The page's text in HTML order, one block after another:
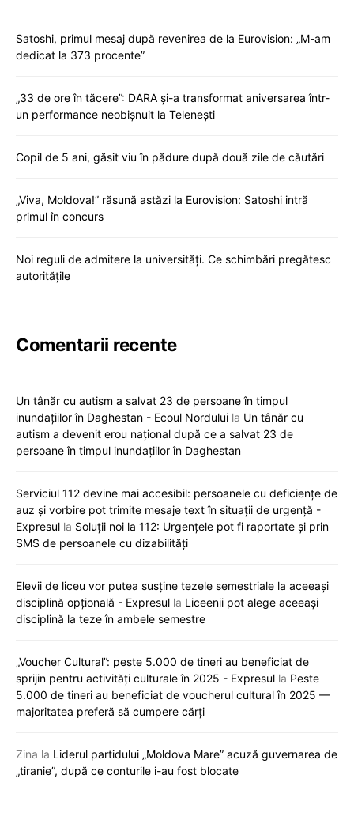
Satoshi, primul mesaj după revenirea de la Eurovision: „M-am
dedicat la 373 procente”
„33 de ore în tăcere”: DARA și-a transformat aniversarea într-
un performance neobișnuit la Telenești
Copil de 5 ani, găsit viu în pădure după două zile de căutări
„Viva, Moldova!” răsună astăzi la Eurovision: Satoshi intră
primul în concurs
Noi reguli de admitere la universități. Ce schimbări pregătesc
autoritățile
Comentarii recente
Un tânăr cu autism a salvat 23 de persoane în timpul
inundațiilor în Daghestan - Ecoul Nordului la Un tânăr cu
autism a devenit erou național după ce a salvat 23 de
persoane în timpul inundațiilor în Daghestan
Serviciul 112 devine mai accesibil: persoanele cu deficiențe de
auz și vorbire pot trimite mesaje text în situații de urgență -
Expresul la Soluții noi la 112: Urgențele pot fi raportate și prin
SMS de persoanele cu dizabilități
Elevii de liceu vor putea susține tezele semestriale la aceeași
disciplină opțională - Expresul la Liceenii pot alege aceeași
disciplină la teze în ambele semestre
„Voucher Cultural”: peste 5.000 de tineri au beneficiat de
sprijin pentru activități culturale în 2025 - Expresul la Peste
5.000 de tineri au beneficiat de voucherul cultural în 2025 —
majoritatea preferă să cumpere cărți
Zina la Liderul partidului „Moldova Mare” acuză guvernarea de
„tiranie”, după ce conturile i-au fost blocate